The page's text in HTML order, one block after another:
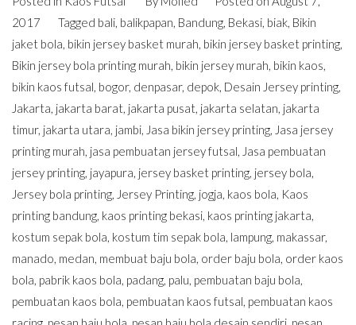
2017
Tagged bali, balikpapan, Bandung, Bekasi, biak, Bikin
jaket bola, bikin jersey basket murah, bikin jersey basket printing,
Bikin jersey bola printing murah, bikin jersey murah, bikin kaos,
bikin kaos futsal, bogor, denpasar, depok, Desain Jersey printing,
Jakarta, jakarta barat, jakarta pusat, jakarta selatan, jakarta
timur, jakarta utara, jambi, Jasa bikin jersey printing, Jasa jersey
printing murah, jasa pembuatan jersey futsal, Jasa pembuatan
jersey printing, jayapura, jersey basket printing, jersey bola,
Jersey bola printing, Jersey Printing, jogja, kaos bola, Kaos
printing bandung, kaos printing bekasi, kaos printing jakarta,
kostum sepak bola, kostum tim sepak bola, lampung, makassar,
manado, medan, membuat baju bola, order baju bola, order kaos
bola, pabrik kaos bola, padang, palu, pembuatan baju bola,
pembuatan kaos bola, pembuatan kaos futsal, pembuatan kaos